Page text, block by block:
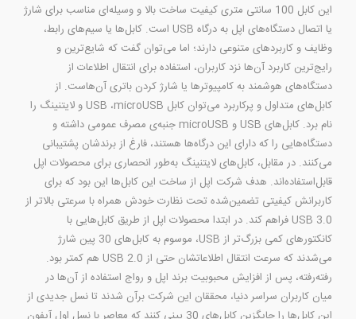
این کابل 100 سانتی متری کیفیت ساخت بالا و وسیله‌ای مناسب برای شارژ
یا اتصال دستگاه‌های اپل به درگاه USB است. کابل‌ها یا سیم‌های رابط،
وظایف و کاربردهای متنوعی دارند؛ اما می‌توان گفت که شایع‌ترین و
رایج‌ترین کاربرد آن‌ها نزد کاربران، استفاده برای انتقال اطلاعات از
دستگاه‌های هوشمند به کامپیوترها یا شارژ کردن باتری آن‌هاست. از
کابل‌های متداول‌ و پرکاربرد می‌توان کابل USB ،microUSB و لایتنینگ را
نام برد. کابل‌های USB و microUSB جنبه‌ی مصرف عمومی داشته و
دستگاه‌هایی را که دارای این درگاه‌ها هستند، فارغ از برندشان پشتیبانی
می‌کنند. در مقابل، کابل‌های لایتنینگ به‌طور انحصاری برای محصولات اپل
قابل‌استفاده‌اند. هدف شرکت اپل از ساخت این کابل‌ها این بود که برای
کاربرانش کیفیتی تضمین‌شده تحت نظارت خودش همراه با سرعتی بالاتر از
USB 3.0 فراهم کند. در ابتدا محصولات اپل از طریق کابل‌هایی با
کانکتورهای کمی بزرگ‌تر از USB، موسوم به کابل‌های 30 پین شارژ
می‌شدند که سرعت انتقال اطلاعاتشان حتی از USB 2.0 هم کمتر بود.
رفته‌رفته، پس از افزایش محبوبیت برند اپل و رواج استفاده از آن‌ها در
میان کاربران سراسر دنیا، محققان این شرکت برآن شدند تا نسل جدیدی از